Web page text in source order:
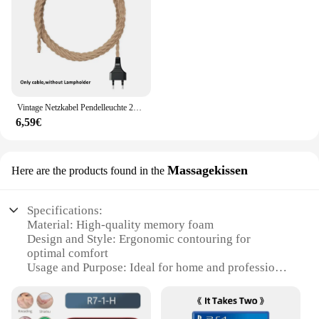
6,59€
Here are the products found in the Massagekissen
Specifications:
Material: High-quality memory foam
Design and Style: Ergonomic contouring for
optimal comfort
Usage and Purpose: Ideal for home and professional
Performance and Property: Durable and long-lasting
Shape or Size or Weight or Quantity: Compact and